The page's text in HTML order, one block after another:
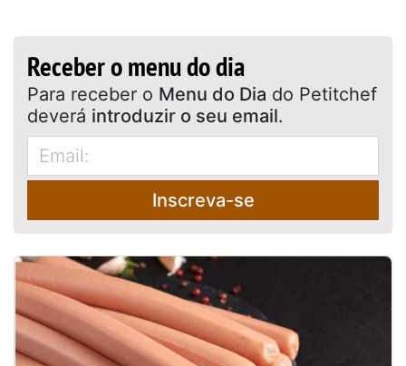
Receber o menu do dia
Para receber o Menu do Dia do Petitchef
deverá introduzir o seu email.
Inscreva-se